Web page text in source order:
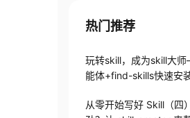
热门推荐
玩转skill，成为skill大
能体+find-skills快速安
从零开始写好 Skill（四